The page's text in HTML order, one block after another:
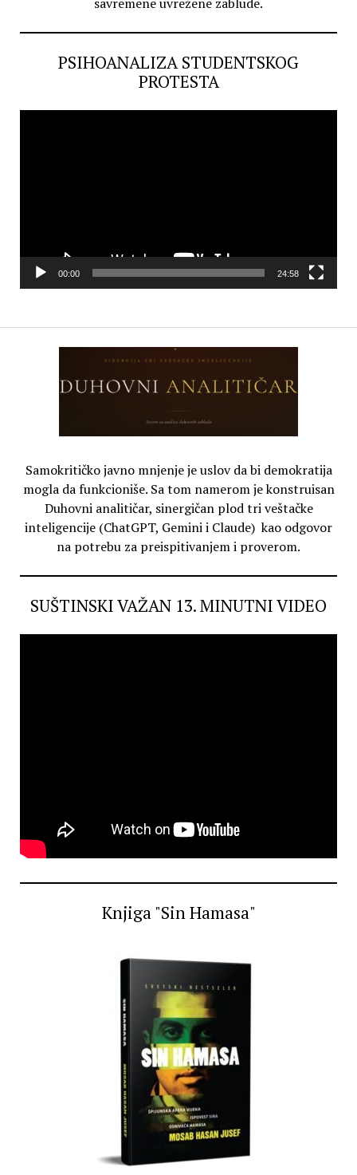
PSIHOANALIZA STUDENTSKOG
PROTESTA
00:00 24:58
Samokritičko javno mnjenje je uslov da bi demokratija
mogla da funkcioniše. Sa tom namerom je konstruisan
Duhovni analitičar, sinergičan plod tri veštačke
inteligencije (ChatGPT, Gemini i Claude) kao odgovor
na potrebu za preispitivanjem i proverom.
SUŠTINSKI VAŽAN 13. MINUTNI VIDEO
Knjiga "Sin Hamasa"